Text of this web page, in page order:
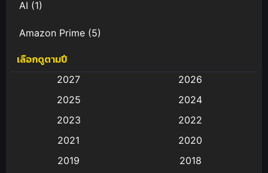
AI (1)
Amazon Prime (5)
Anal (ประตูหลัง)
Animation การ์ตูน
Animation อนิเมะ
เลือกดูตามปี
2027
2026
2025
2024
2023
2022
2021
2020
2019
2018